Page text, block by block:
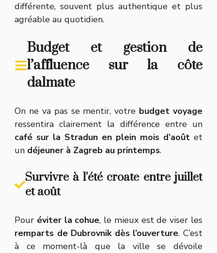
différente, souvent plus authentique et plus
agréable au quotidien.
Budget et gestion de
l’affluence sur la côte
dalmate
On ne va pas se mentir, votre budget voyage
ressentira clairement la différence entre un
café sur la Stradun en plein mois d’août et
un déjeuner à Zagreb au printemps.
Survivre à l’été croate entre juillet
et août
Pour éviter la cohue, le mieux est de viser les
remparts de Dubrovnik dès l’ouverture. C’est
à ce moment-là que la ville se dévoile